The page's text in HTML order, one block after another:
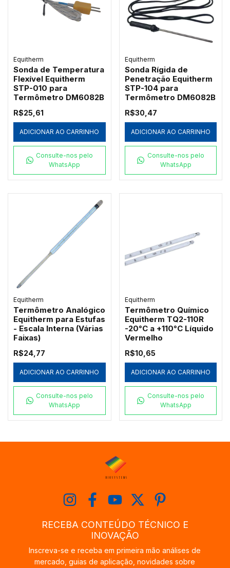
Equitherm
Sonda de Temperatura
Flexível Equitherm
STP-010 para
Termômetro DM6082B
R$25,61
ADICIONAR AO CARRINHO
Consulte-nos pelo
WhatsApp
Equitherm
Sonda Rígida de
Penetração Equitherm
STP-104 para
Termômetro DM6082B
R$30,47
ADICIONAR AO CARRINHO
Consulte-nos pelo
WhatsApp
Equitherm
Termômetro Analógico
Equitherm para Estufas
- Escala Interna (Várias
Faixas)
R$24,77
ADICIONAR AO CARRINHO
Consulte-nos pelo
WhatsApp
Equitherm
Termômetro Químico
Equitherm TQ2-110R
-20°C a +110°C Líquido
Vermelho
R$10,65
ADICIONAR AO CARRINHO
Consulte-nos pelo
WhatsApp
RECEBA CONTEÚDO TÉCNICO E
INOVAÇÃO
Inscreva-se e receba em primeira mão análises de
mercado, guias de aplicação, novidades sobre